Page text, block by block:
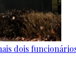
dois